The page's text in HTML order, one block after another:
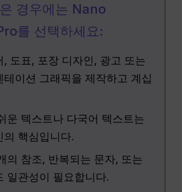
경우에는 Nano
를 선택하세요:
, 도표, 포장 디자인, 광고 또는
테이션 그래픽을 제작하고 계십
운 텍스트나 다국어 텍스트는
의 핵심입니다.
의 참조, 반복되는 문자, 또는
일관성이 필요합니다.